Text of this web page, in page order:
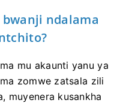
ndalama
mu akaunti yanu ya
zomwe zatsala zili
muyenera kusankha